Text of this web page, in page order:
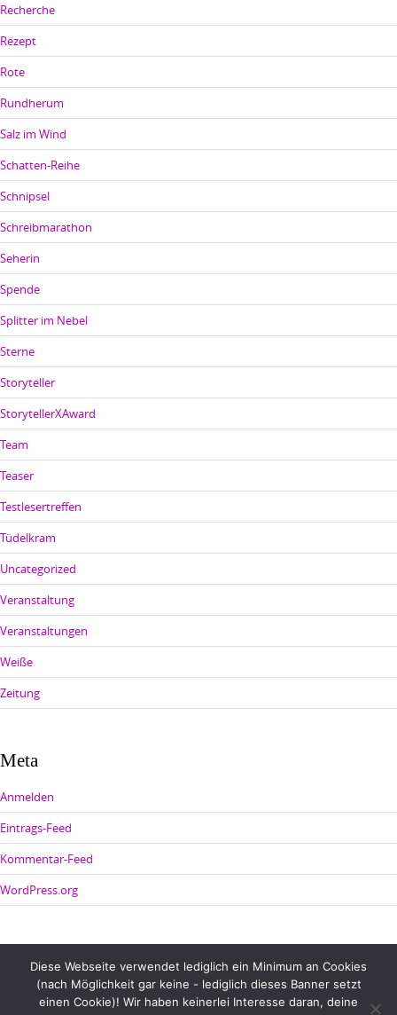
Recherche
Rezept
Rote
Rundherum
Salz im Wind
Schatten-Reihe
Schnipsel
Schreibmarathon
Seherin
Spende
Splitter im Nebel
Sterne
Storyteller
StorytellerXAward
Team
Teaser
Testlesertreffen
Tüdelkram
Uncategorized
Veranstaltung
Veranstaltungen
Weiße
Zeitung
Meta
Anmelden
Eintrags-Feed
Kommentar-Feed
WordPress.org
Diese Webseite verwendet lediglich ein Minimum an Cookies
(nach Möglichkeit gar keine - lediglich dieses Banner setzt
einen Cookie)! Wir haben keinerlei Interesse daran, deine